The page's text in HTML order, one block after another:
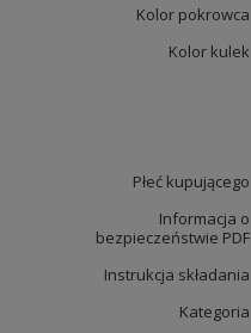
Kolor pokrowca
Kolor kulek
Płeć kupującego
Informacja o
bezpieczeństwie PDF
Instrukcja składania
Kategoria